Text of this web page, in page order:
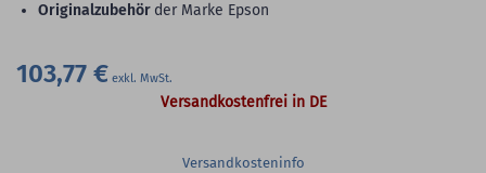
Originalzubehör der Marke Epson
103,77 €
Versandkostenfrei in DE
Versandkosteninfo